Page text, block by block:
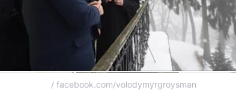
/ facebook.com/volodymyrgroysman